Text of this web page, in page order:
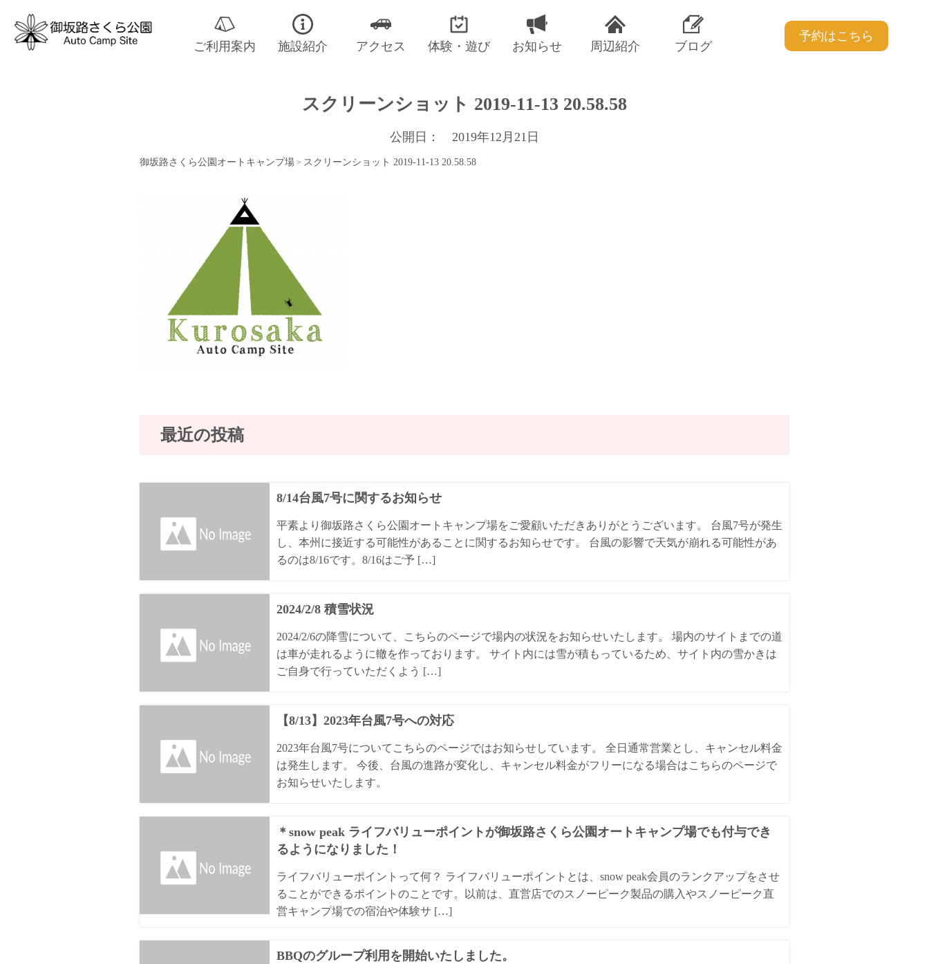
ご利用案内 施設紹介 アクセス 体験・遊び お知らせ 周辺紹介 ブログ
予約はこちら
スクリーンショット 2019-11-13 20.58.58
公開日： 2019年12月21日
御坂路さくら公園オートキャンプ場> スクリーンショット 2019-11-13 20.58.58
最近の投稿
8/14台風7号に関するお知らせ
平素より御坂路さくら公園オートキャンプ場をご愛顧いただきありがとうございます。 台風7号が発生
し、本州に接近する可能性があることに関するお知らせです。 台風の影響で天気が崩れる可能性があ
るのは8/16です。8/16はご予 […]
2024/2/8 積雪状況
2024/2/6の降雪について、こちらのページで場内の状況をお知らせいたします。 場内のサイトまでの道
は車が走れるように轍を作っております。 サイト内には雪が積もっているため、サイト内の雪かきは
ご自身で行っていただくよう […]
【8/13】2023年台風7号への対応
2023年台風7号についてこちらのページではお知らせしています。 全日通常営業とし、キャンセル料金
は発生します。 今後、台風の進路が変化し、キャンセル料金がフリーになる場合はこちらのページで
お知らせいたします。
＊snow peak ライフバリューポイントが御坂路さくら公園オートキャンプ場でも付与でき
るようになりました！
ライフバリューポイントって何？ ライフバリューポイントとは、snow peak会員のランクアップをさせ
ることができるポイントのことです。以前は、直営店でのスノーピーク製品の購入やスノーピーク直
営キャンプ場での宿泊や体験サ […]
BBQのグループ利用を開始いたしました。